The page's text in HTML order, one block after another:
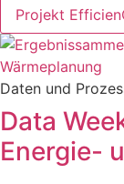
Projekt
Daten und
Data
Energie-